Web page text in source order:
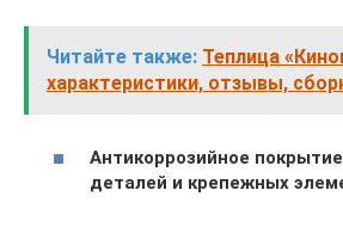
Читайте также: Теплица
характеристики, отзывы,
Антикоррозийное
деталей и крепежных